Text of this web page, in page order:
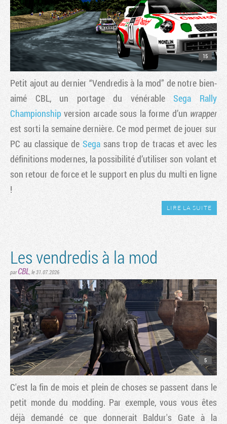
15
Petit ajout au dernier “Vendredis à la mod” de notre bien-
aimé CBL, un portage du vénérableSega Rally
Championship version arcade sous la forme d’un wrapper
est sorti la semaine dernière. Ce mod permet de jouer sur
PC au classique de Segasans trop de tracas et avec les
définitions modernes, la possibilité d’utiliser son volant et
son retour de force et le support en plus du multi en ligne
!
LIRE LA SUITE
Les vendredis à la mod
parCBL, le 31.07.2026
5
C'est la fin de mois et plein de choses se passent dans le
petit monde du modding. Par exemple, vous vous êtes
déjà demandé ce que donnerait Baldur's Gate à la